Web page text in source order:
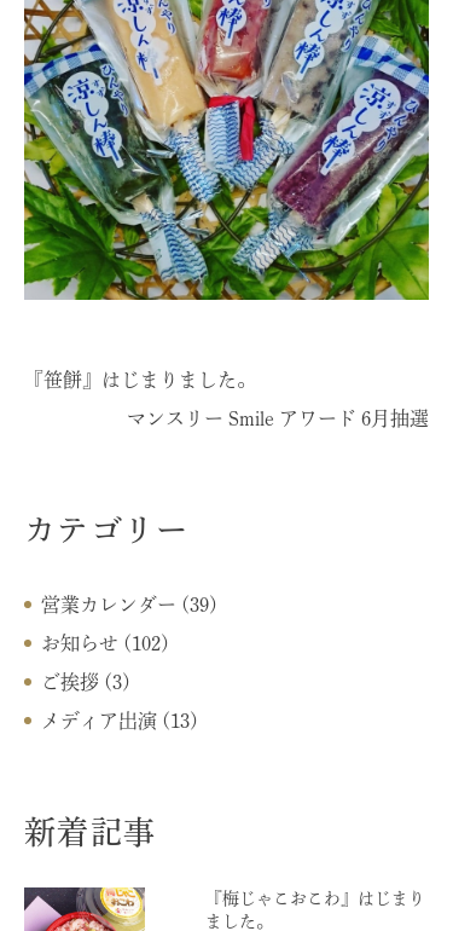
『笹餅』はじまりました。
マンスリー Smile アワード 6月抽選
カテゴリー
営業カレンダー (39)
お知らせ (102)
ご挨拶 (3)
メディア出演 (13)
新着記事
『梅じゃこおこわ』はじまり
ました。